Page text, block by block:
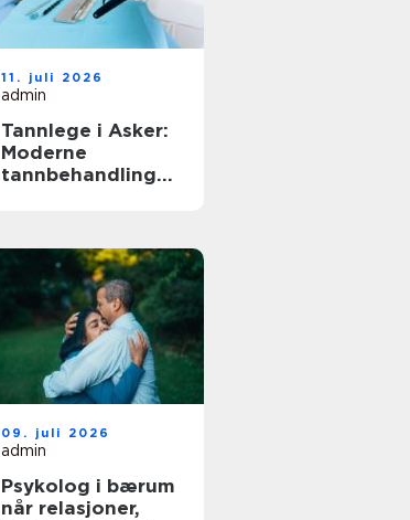
11. juli 2026
admin
Tannlege i Asker:
Moderne
tannbehandling
09. juli 2026
admin
Psykolog i bærum
når relasjoner,